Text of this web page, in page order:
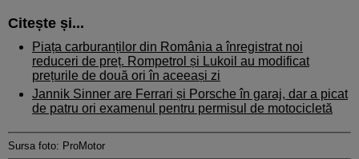
Citește și...
Piața carburanților din România a înregistrat noi
reduceri de preț. Rompetrol și Lukoil au modificat
prețurile de două ori în aceeași zi
Jannik Sinner are Ferrari și Porsche în garaj, dar a picat
de patru ori examenul pentru permisul de motocicletă
Sursa foto: ProMotor